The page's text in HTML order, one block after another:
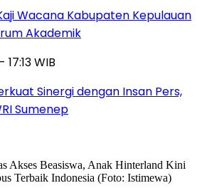
Wacana Kabupaten Kepulauan
Akademik
WIB
Sinergi dengan Insan Pers,
Sumenep